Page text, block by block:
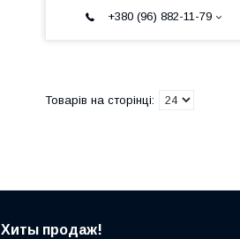
+380 (96) 882-11-79
Хиты продаж!